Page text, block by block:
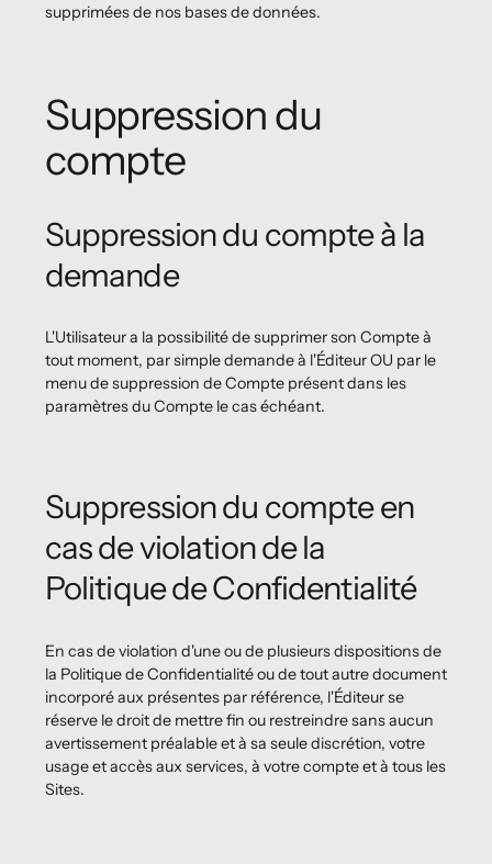
supprimées de nos bases de données.
Suppression du
compte
Suppression du compte à la
demande
L'Utilisateur a la possibilité de supprimer son Compte à
tout moment, par simple demande à l'Éditeur OU par le
menu de suppression de Compte présent dans les
paramètres du Compte le cas échéant.
Suppression du compte en
cas de violation de la
Politique de Confidentialité
En cas de violation d'une ou de plusieurs dispositions de
la Politique de Confidentialité ou de tout autre document
incorporé aux présentes par référence, l'Éditeur se
réserve le droit de mettre fin ou restreindre sans aucun
avertissement préalable et à sa seule discrétion, votre
usage et accès aux services, à votre compte et à tous les
Sites.